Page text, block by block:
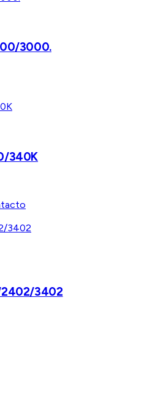
3000.
340K
3402